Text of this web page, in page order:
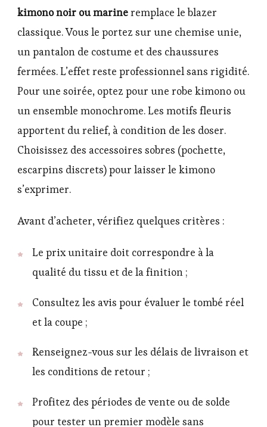
kimono noir ou marineremplace le blazer
classique. Vous le portez sur une chemise unie,
un pantalon de costume et des chaussures
fermées. L’effet reste professionnel sans rigidité.
Pour une soirée, optez pour une robe kimono ou
un ensemble monochrome. Les motifs fleuris
apportent du relief, à condition de les doser.
Choisissez des accessoires sobres (pochette,
escarpins discrets) pour laisser le kimono
s’exprimer.
Avant d’acheter, vérifiez quelques critères :
Le prix unitaire doit correspondre à la
qualité du tissu et de la finition ;
Consultez les avis pour évaluer le tombé réel
et la coupe ;
Renseignez-vous sur les délais de livraison et
les conditions de retour ;
Profitez des périodes de vente ou de solde
pour tester un premier modèle sans